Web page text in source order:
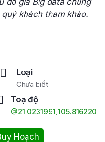
đồ giá Big data chúng
khách tham khảo.
Loại
Chưa biết
Toạ độ
Hoạch